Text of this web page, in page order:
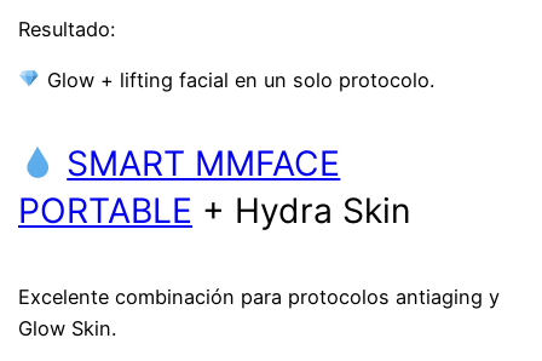
Resultado:
Glow + lifting facial en un solo protocolo.
SMART MMFACE
PORTABLE + Hydra Skin
Excelente combinación para protocolos antiaging y
Glow Skin.